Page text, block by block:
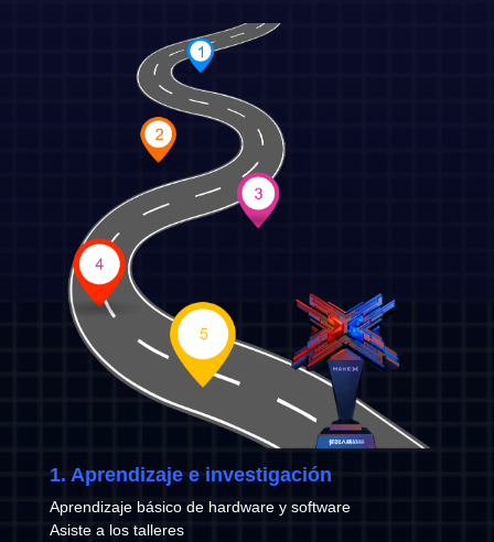
1. Aprendizaje e investigación
Aprendizaje básico de hardware y software
Asiste a los talleres